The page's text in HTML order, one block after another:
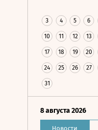
3 4 5 6
10 11 12 13
17 18 19 20
24 25 26 27
31
8 августа 2026
Новости